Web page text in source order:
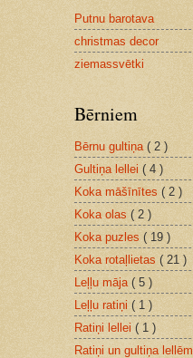
Putnu barotava
christmas decor
ziemassvētki
Bērniem
Bērnu gultiņa ( 2 )
Gultiņa lellei ( 4 )
Koka māšīnītes ( 2 )
Koka olas ( 2 )
Koka puzles ( 19 )
Koka rotaļlietas ( 21 )
Leļļu māja ( 5 )
Leļļu ratiņi ( 1 )
Ratiņi lellei ( 1 )
Ratiņi un gultiņa lellēm